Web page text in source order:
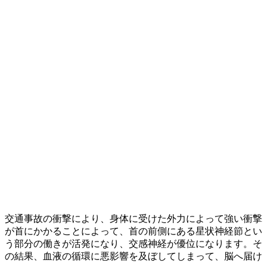
交通事故の衝撃により、身体に受けた外力によって強い衝撃
が首にかかることによって、首の前側にある星状神経節とい
う部分の働きが活発になり、交感神経が優位になります。そ
の結果、血液の循環に悪影響を及ぼしてしまって、脳へ届け